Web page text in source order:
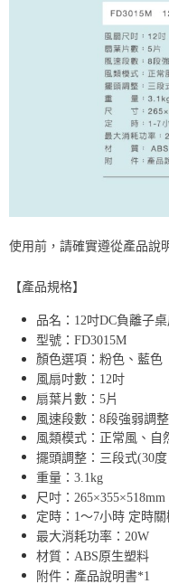
使用前，請確實遵從產品說
【產品規格】
品名：12吋DC負離子桌
型號：FD3015M
顏色選項：粉色、藍
風扇吋數：12吋
扇葉片數：5片
風速段數：8段強弱調整
風類模式：正常風、自
擺頭調整：三段式(30
重量：3.1kg
尺吋：265×355×518mm
定時：1～7小時 定時關
最大消耗功率：20W
材質：ABS原生塑料
附件：產品說明書*1